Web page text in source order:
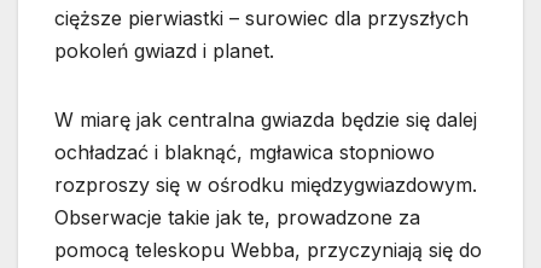
cięższe pierwiastki – surowiec dla przyszłych
pokoleń gwiazd i planet.
W miarę jak centralna gwiazda będzie się dalej
ochładzać i blaknąć, mgławica stopniowo
rozproszy się w ośrodku międzygwiazdowym.
Obserwacje takie jak te, prowadzone za
pomocą teleskopu Webba, przyczyniają się do